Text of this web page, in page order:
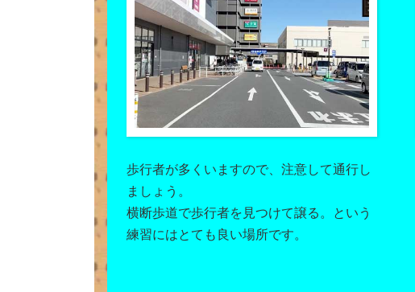
歩行者が多くいますので、注意して通行し
ましょう。
横断歩道で歩行者を見つけて譲る。という
練習にはとても良い場所です。